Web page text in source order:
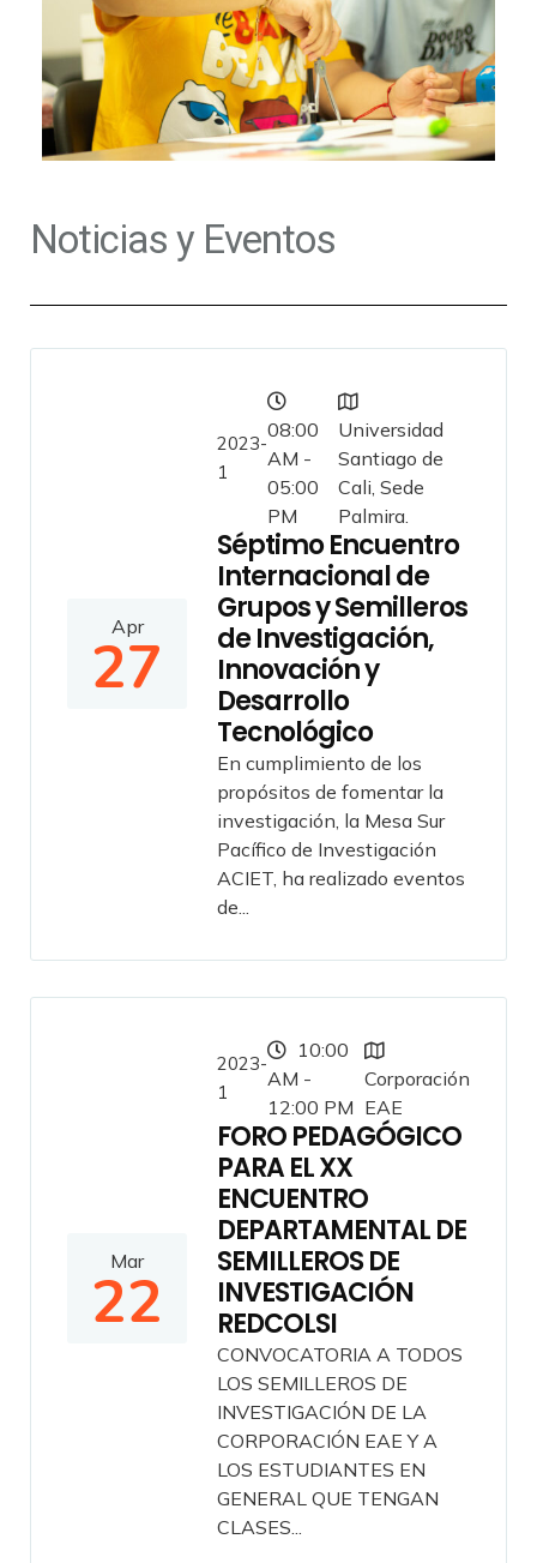
Noticias y Eventos
Apr
27
2023-
1
08:00
AM -
05:00
PM
Universidad
Santiago de
Cali, Sede
Palmira.
Séptimo Encuentro
Internacional de
Grupos y Semilleros
de Investigación,
Innovación y
Desarrollo
Tecnológico
En cumplimiento de los
propósitos de fomentar la
investigación, la Mesa Sur
Pacífico de Investigación
ACIET, ha realizado eventos
de...
Mar
22
2023-
1
10:00
AM -
12:00 PM
Corporación
EAE
FORO PEDAGÓGICO
PARA EL XX
ENCUENTRO
DEPARTAMENTAL DE
SEMILLEROS DE
INVESTIGACIÓN
REDCOLSI
CONVOCATORIA A TODOS
LOS SEMILLEROS DE
INVESTIGACIÓN DE LA
CORPORACIÓN EAE Y A
LOS ESTUDIANTES EN
GENERAL QUE TENGAN
CLASES...